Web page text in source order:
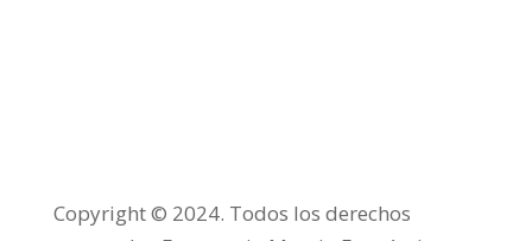
Copyright © 2024. Todos los derechos